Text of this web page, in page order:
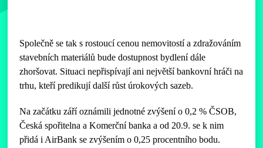
Společně se tak s rostoucí cenou nemovitostí a zdražováním
stavebních materiálů bude dostupnost bydlení dále
zhoršovat. Situaci nepřispívají ani největší bankovní hráči na
trhu, kteří predikují další růst úrokových sazeb.
Na začátku září oznámili jednotné zvýšení o 0,2 % ČSOB,
Česká spořitelna a Komerční banka a od 20.9. se k nim
přidá i AirBank se zvýšením o 0,25 procentního bodu.